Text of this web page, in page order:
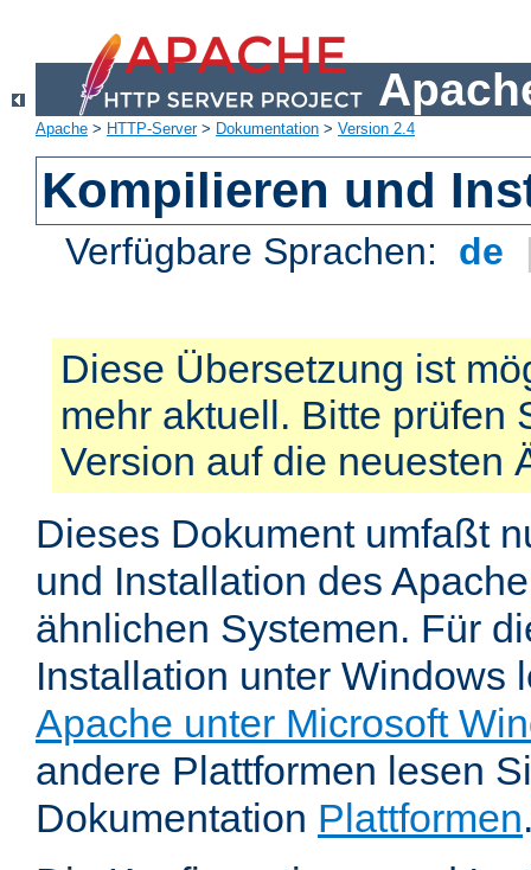
Apache > HTTP-Server> Dokumentation > Version 2.4
Kompilieren und
Verfügbare Sprachen: de
Diese Übersetzung ist
mehr aktuell. Bitte prüfen
Version auf die neuesten
Dieses Dokument umfaßt
und Installation des
ähnlichen Systemen. Für
Installation unter Windows
Apache unter Microsoft
andere Plattformen lesen
Dokumentation Plattformen